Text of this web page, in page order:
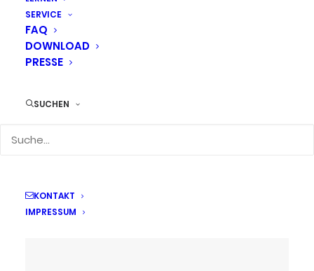
SERVICE
FAQ
DOWNLOAD
PRESSE
SUCHEN
KONTAKT
IMPRESSUM
Bereichsausscheid Fussball